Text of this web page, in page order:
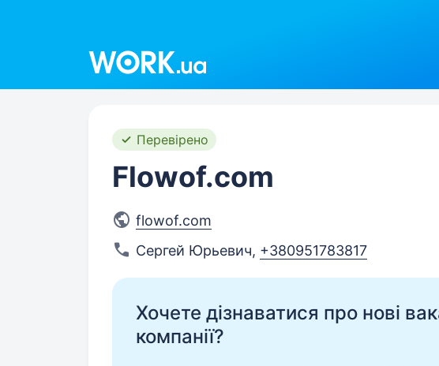
Перевірено
Flowof.com
flowof.com
Сергей Юрьевич, +380951783817
Хочете дізнаватися про нові
компанії?